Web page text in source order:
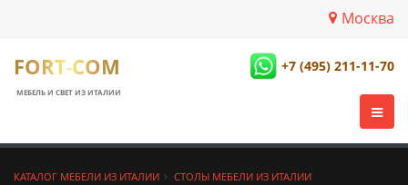
Москва
FORT-COM
МЕБЕЛЬ И СВЕТ ИЗ ИТАЛИИ
+7 (495) 211-11-70
КАТАЛОГ МЕБЕЛИ ИЗ ИТАЛИИ
СТОЛЫ МЕБЕЛИ ИЗ ИТАЛИИ